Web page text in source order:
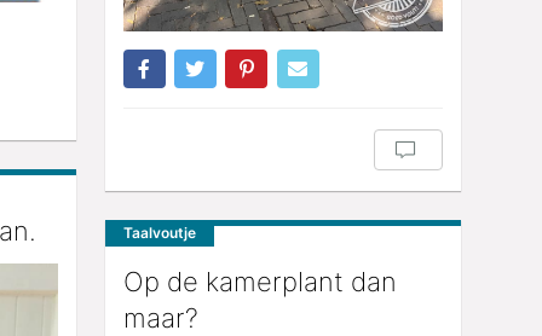
Taalvoutje
Op de kamerplant dan
maar?